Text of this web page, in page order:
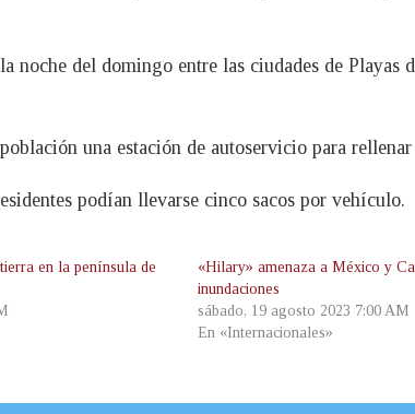
del domingo entre las ciudades de Playas
una estación de autoservicio para rellenar
podían llevarse cinco sacos por vehículo.
en la península de
«Hilary» amenaza a México y
inundaciones
sábado, 19 agosto 2023 7:00 AM
En «Internacionales»